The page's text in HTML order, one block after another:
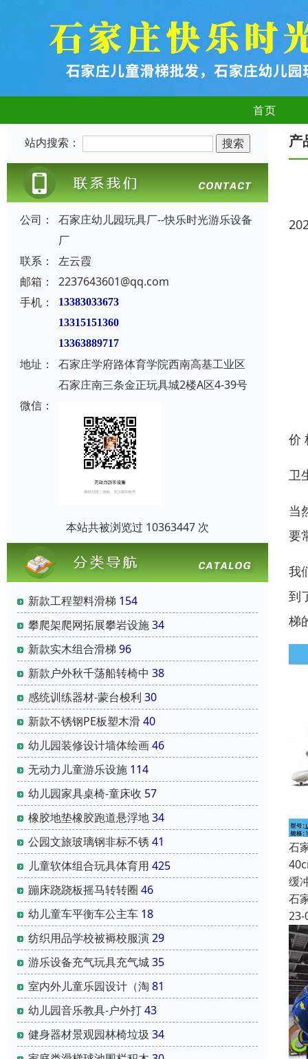
首页
站内搜索：
公司：
石家庄幼儿园玩具厂--快乐时光游乐设备
厂
联系：
左云霞
邮箱：
2237643601@qq.com
手机：
13383033673
13315151360
13363889717
地址：
石家庄学府路体育学院西南高基工业区
石家庄南三条金正玩具城2楼A区4-39号
微信：
本站共被浏览过 10363447 次
新款工程塑料滑梯 154
攀爬架爬网拓展攀岩设施34
新款实木组合滑梯 96
新款户外秋千荡船转椅中 38
感统训练器材-蒙台梭利 30
新款不锈钢PE板塑木滑40
幼儿园装修设计墙体绘画46
无动力儿童游乐设施 114
幼儿园家具桌椅-童床收 57
橡胶地垫橡胶跑道悬浮地34
公园文旅玻璃钢非标不锈 41
儿童软体组合玩具体育用 425
蹦床跷跷板摇马转转圈 46
幼儿童车平衡车公主车 18
纺织用品学校被褥校服演29
游乐设备充气玩具充气城35
室内外儿童乐园设计（淘 81
幼儿园音乐教具-户外打43
健身器材景观园林椅垃圾 34
产
价
卫
当
要
我
到
梯
石
缓
石
23-